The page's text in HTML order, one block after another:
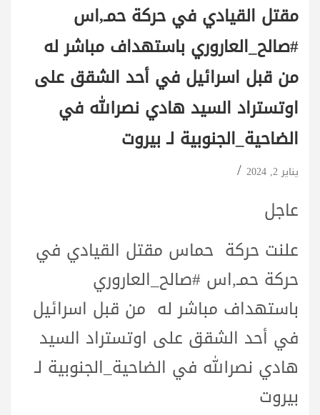
مقتل القيادي في حركة حمـ,اس
⁧‫#صالح_العاروري‬⁩ باستهداف مباشر له
من قبل اسرائيل في أحد الشقق على
اوتستراد السيد هادي ⁧‫نصرالله‬⁩ في
⁧‫الضاحية_الجنوبية‬⁩ لـ ⁧‫بيروت‬⁩
يناير 2, 2024
عاجل
علنت حركة حماس مقتل القيادي في
حركة حمـ,اس ⁧‫#صالح_العاروري‬⁩
باستهداف مباشر له من قبل اسرائيل
في أحد الشقق على اوتستراد السيد
هادي ⁧‫نصرالله‬⁩ في ⁧‫الضاحية_الجنوبية‬⁩ لـ
⁧‫بيروت‬⁩